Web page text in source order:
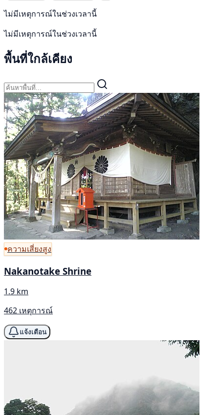
ไม่มีเหตุการณ์ในช่วงเวลานี้
ไม่มีเหตุการณ์ในช่วงเวลานี้
พื้นที่ใกล้เคียง
ความเสี่ยงสูง
Nakanotake Shrine
1.9 km
462 เหตุการณ์
แจ้งเตือน